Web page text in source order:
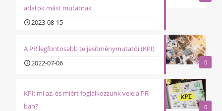
adatok mást mutatnak
2023-08-15
0
A PR legfontosabb teljesítménymutatói (KPI)
2022-07-06
0
KPI: mi az, és miért foglalkozzunk vele a PR-
ban?